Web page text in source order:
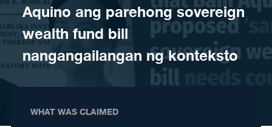
Aquino ang parehong sovereign
wealth fund bill
nangangailangan ng konteksto
WHAT WAS CLAIMED